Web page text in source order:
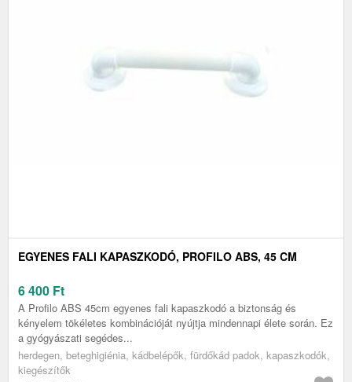
EGYENES FALI KAPASZKODÓ, PROFILO ABS, 45 CM
6 400 Ft
A Profilo ABS 45cm egyenes fali kapaszkodó a biztonság és
kényelem tökéletes kombinációját nyújtja mindennapi élete során. Ez
a gyógyászati segédes...
herdegen, beteghigiénia, kádbelépők, fürdőkád padok, kapaszkodók,
kiegészítők